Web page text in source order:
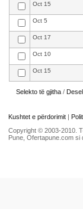
Oct 15
Oct 5
Oct 17
Oct 10
Oct 15
Selekto të gjitha /
Kushtet e përdorimit |
Copyright © 2003-2010.
Pune, Ofertapune.com si